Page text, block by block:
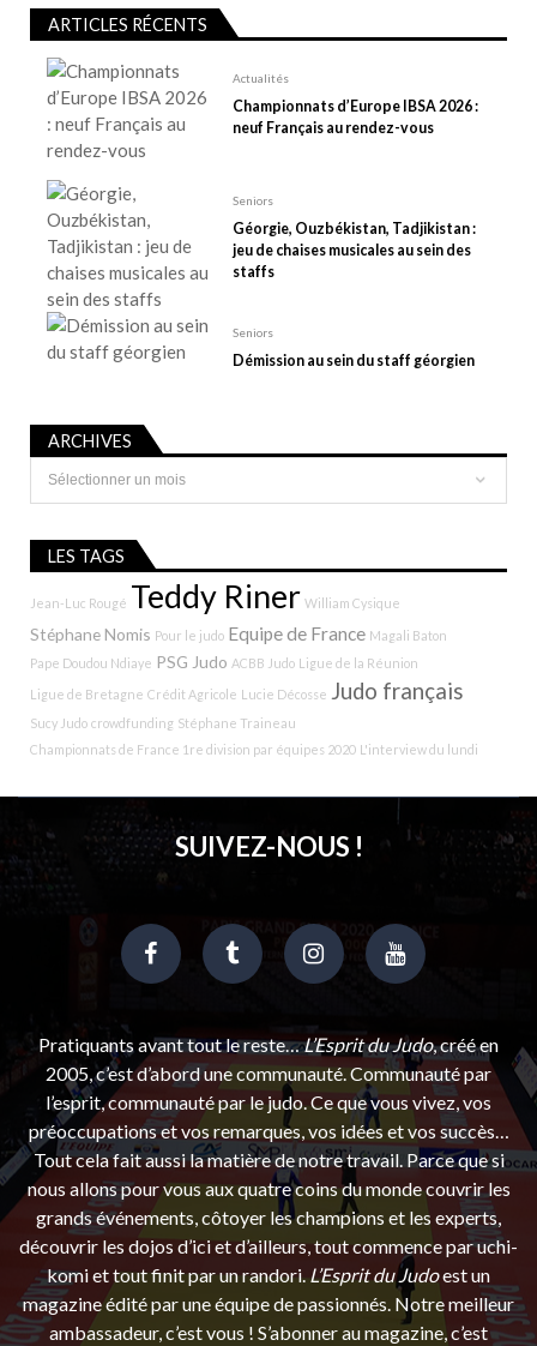
ARTICLES RÉCENTS
Actualités
Championnats d’Europe IBSA 2026 :
neuf Français au rendez-vous
Seniors
Géorgie, Ouzbékistan, Tadjikistan :
jeu de chaises musicales au sein des
staffs
Seniors
Démission au sein du staff géorgien
ARCHIVES
Archives
LES TAGS
Jean-Luc Rougé Teddy Riner William Cysique
Stéphane Nomis Pour le judo Equipe de France Magali Baton
Pape Doudou Ndiaye PSG Judo ACBB Judo Ligue de la Réunion
Ligue de Bretagne Crédit Agricole Lucie Décosse Judo français
Sucy Judo crowdfunding Stéphane Traineau
Championnats de France 1re division par équipes 2020 L'interview du lundi
SUIVEZ-NOUS !
Pratiquants avant tout le reste…L’Esprit du Judo, créé en
2005, c’est d’abord une communauté. Communauté par
l’esprit, communauté par le judo. Ce que vous vivez, vos
préoccupations et vos remarques, vos idées et vos succès…
Tout cela fait aussi la matière de notre travail. Parce que si
nous allons pour vous aux quatre coins du monde couvrir les
grands événements, côtoyer les champions et les experts,
découvrir les dojos d’ici et d’ailleurs, tout commence par uchi-
komi et tout finit par un randori.L’Esprit du Judoest un
magazine édité par une équipe de passionnés. Notre meilleur
ambassadeur, c’est vous ! S’abonner au magazine, c’est